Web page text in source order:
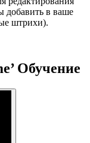
добавить в ваше
штрихи).
Обучение